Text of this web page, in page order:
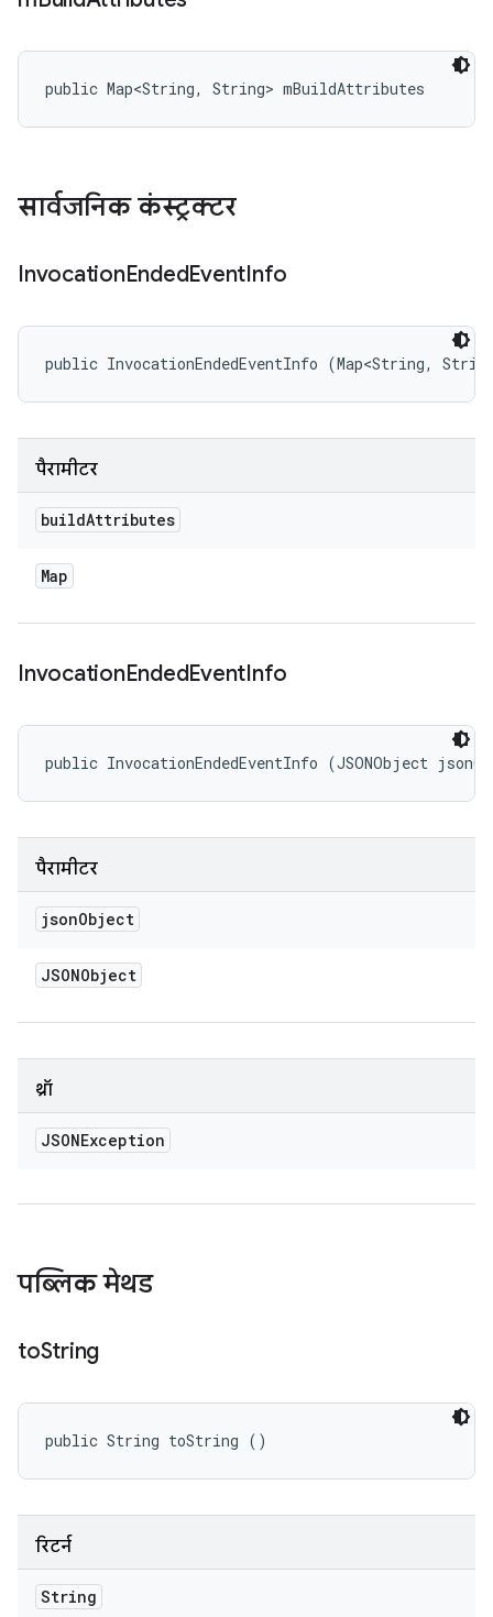
public Map<String, String> mBuildAttributes
सार्वजनिक कंस्ट्रक्टर
InvocationEndedEventInfo
public InvocationEndedEventInfo (Map<String,
पैरामीटर
buildAttributes
Map
InvocationEndedEventInfo
public InvocationEndedEventInfo (JSONObject
पैरामीटर
jsonObject
JSONObject
थ्रॉ
JSONException
पब्लिक मेथड
toString
public String toString ()
रिटर्न
String